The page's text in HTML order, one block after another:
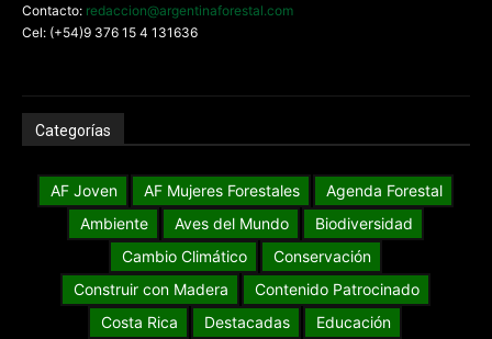
Contacto: redaccion@argentinaforestal.com
Cel: (+54)9 376 15 4 131636
Categorías
AF Joven AF Mujeres Forestales
Agenda Forestal
Ambiente
Aves del Mundo
Biodiversidad
Cambio Climático
Conservación
Construir con Madera
Contenido Patrocinado
Costa Rica
Destacadas Educación